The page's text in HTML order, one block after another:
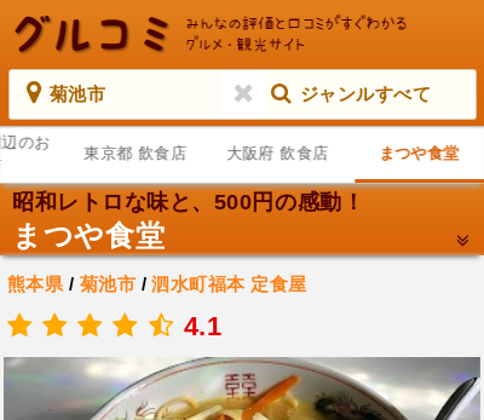
菊池市 ジャンルすべて
のお
東京都 飲食店 大阪府 飲食店 まつや食堂
昭和レトロな味と、500円の感動！
まつや食堂
熊本県 / 菊池市 /泗水町福本 定食屋
4.1